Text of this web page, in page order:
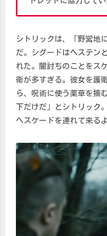
シトリックは、「野営地
だ。シグードはヘステン
れた。闇討ちのことをス
衛が多すぎる。彼女を護
ら、呪術に使う薬草を摘
下だけだ」とシトリック
へスケードを連れて来る